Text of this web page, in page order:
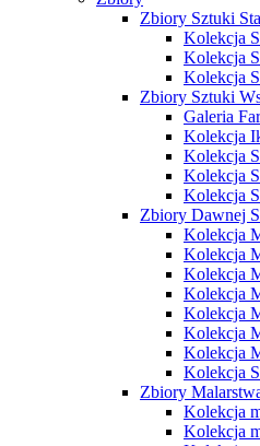
Zbiory Sztuki
Kolekcja
Kolekcja
Kolekcja
Zbiory Sztuki
Galeria
Kolekcja
Kolekcja
Kolekcja
Kolekcja
Zbiory Dawnej
Kolekcja
Kolekcja
Kolekcja
Kolekcja
Kolekcja
Kolekcja
Kolekcja
Kolekcja
Zbiory
Kolekcja
Kolekcja